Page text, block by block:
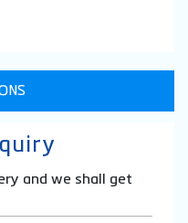
and we shall get